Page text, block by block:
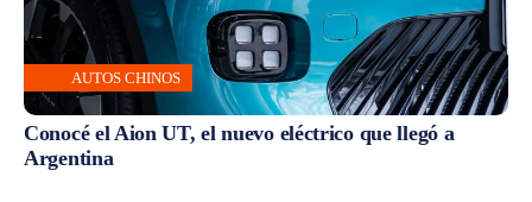
AUTOS CHINOS
Conocé el Aion UT, el nuevo eléctrico que llegó a
Argentina